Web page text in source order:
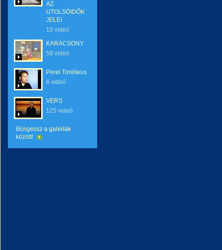
AZ
UTOLSÓIDŐK
JELEI
10 videó
KARÁCSONY
58 videó
Perei Timóteus
6 videó
VERS
125 videó
Böngéssz a galériák
között!